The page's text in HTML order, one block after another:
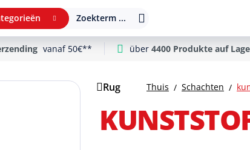
Zoekterm ...
vanaf 50€** über 4400 Produkte auf
Rug Thuis Schachten